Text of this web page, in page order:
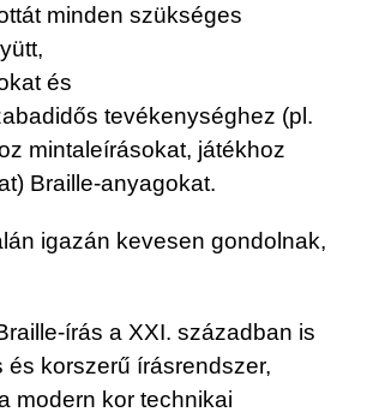
minden szükséges
és
tevékenységhez (pl.
mintaleírásokat, játékhoz
Braille-anyagokat.
igazán kevesen gondolnak,
írás a XXI. században is
és korszerű írásrendszer,
modern kor technikai